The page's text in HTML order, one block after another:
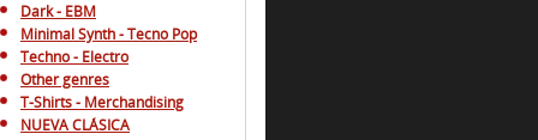
Dark - EBM
Minimal Synth - Tecno Pop
Techno - Electro
Other genres
T-Shirts - Merchandising
NUEVA CLÁSICA